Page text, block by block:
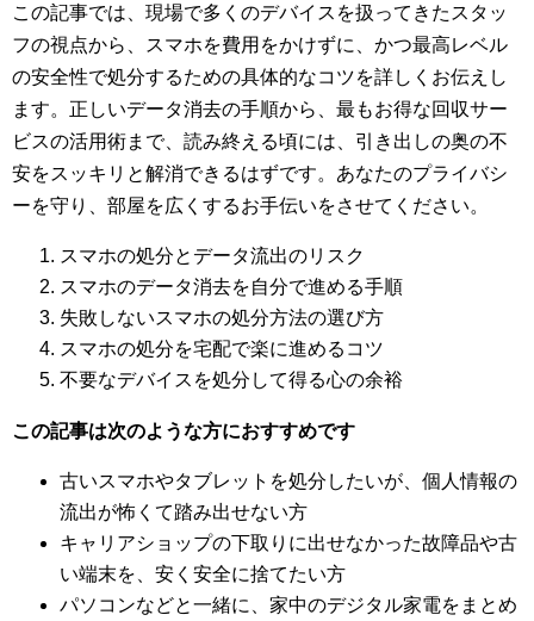
この記事では、現場で多くのデバイスを扱ってきたスタッ
フの視点から、スマホを費用をかけずに、かつ最高レベル
の安全性で処分するための具体的なコツを詳しくお伝えし
ます。正しいデータ消去の手順から、最もお得な回収サー
ビスの活用術まで、読み終える頃には、引き出しの奥の不
安をスッキリと解消できるはずです。あなたのプライバシ
ーを守り、部屋を広くするお手伝いをさせてください。
スマホの処分とデータ流出のリスク
スマホのデータ消去を自分で進める手順
失敗しないスマホの処分方法の選び方
スマホの処分を宅配で楽に進めるコツ
不要なデバイスを処分して得る心の余裕
この記事は次のような方におすすめです
古いスマホやタブレットを処分したいが、個人情報の
流出が怖くて踏み出せない方
キャリアショップの下取りに出せなかった故障品や古
い端末を、安く安全に捨てたい方
パソコンなどと一緒に、家中のデジタル家電をまとめ